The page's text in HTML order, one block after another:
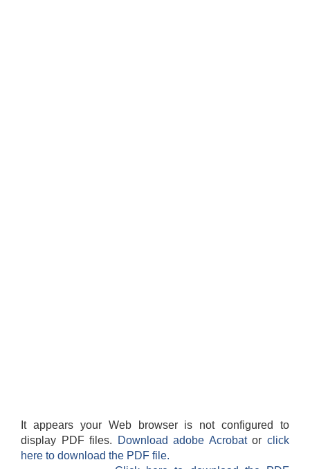
It appears your Web browser is not configured to
display PDF files.
Download adobe Acrobatorclick
here to download the PDF file.